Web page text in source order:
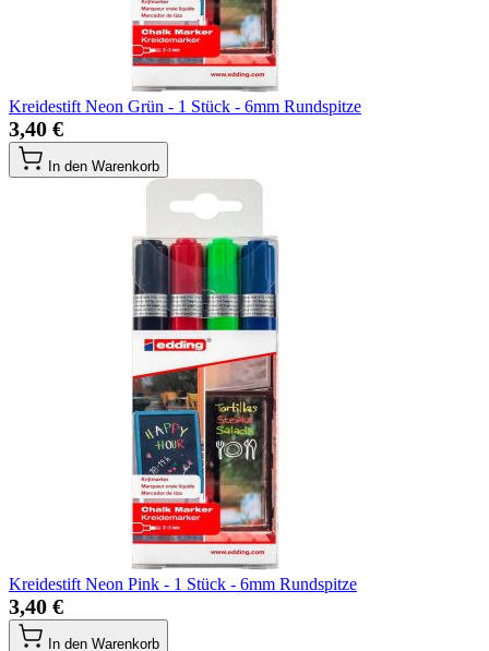
Kreidestift Neon Grün - 1 Stück - 6mm Rundspitze
3,40 €
In den Warenkorb
Kreidestift Neon Pink - 1 Stück - 6mm Rundspitze
3,40 €
In den Warenkorb